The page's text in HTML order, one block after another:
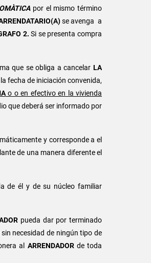
por el mismo término
se avenga a
2. Si se presenta compra
que se obliga a cancelarLA
fecha de iniciación convenida,
o o en efectivo en la vivienda
que deberá ser informado por
y corresponde a el
de una manera diferente el
de él y de su núcleo familiar
pueda dar por terminado
necesidad de ningún tipo de
al ARRENDADORde toda